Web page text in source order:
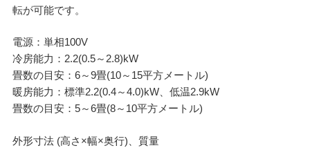
転が可能です。
電源：単相100V
冷房能力：2.2(0.5～2.8)kW
畳数の目安：6～9畳(10～15平方メートル)
暖房能力：標準2.2(0.4～4.0)kW、低温2.9kW
畳数の目安：5～6畳(8～10平方メートル)
外形寸法 (高さ×幅×奥行)、質量